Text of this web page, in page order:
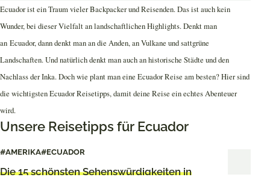
TwitterFacebook
Pinterest
Ecuador ist ein Traum vieler Backpacker und Reisenden. Das ist auch kein
Wunder, bei dieser Vielfalt an landschaftlichen Highlights. Denkt man
an Ecuador, dann denkt man an die Anden, an Vulkane und sattgrüne
Landschaften. Und natürlich denkt man auch an historische Städte und den
Nachlass der Inka. Doch wie plant man eine Ecuador Reise am besten? Hier sind
die wichtigsten Ecuador Reisetipps, damit deine Reise ein echtes Abenteuer
wird.
Unsere Reisetipps für Ecuador
#AMERIKA#ECUADOR
Die 15 schönsten Sehenswürdigkeiten in